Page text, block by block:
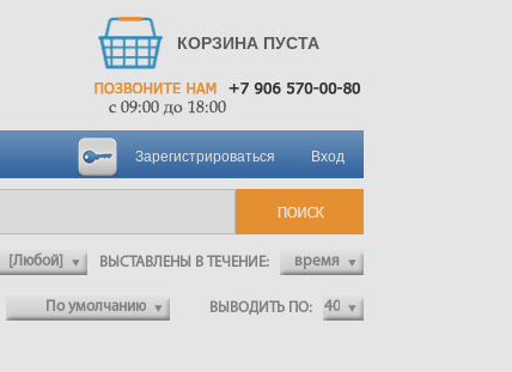
КОРЗИНА ПУСТА
Вход
Зарегистрироваться
ВЫСТАВЛЕНЫ В ТЕЧЕНИЕ:
ВЫВОДИТЬ ПО: